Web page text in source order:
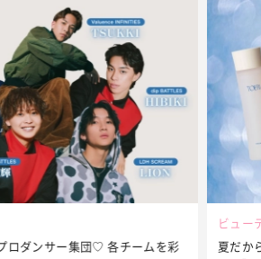
大切！くずれないメイクをつくる【保湿